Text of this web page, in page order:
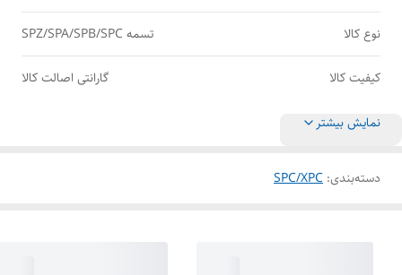
نوع کالا تسمه SPZ/SPA/SPB/SPC
کیفیت کالا گارانتی اصالت کالا
نمایش بیشتر
دسته‌بندی:
SPC/XPC